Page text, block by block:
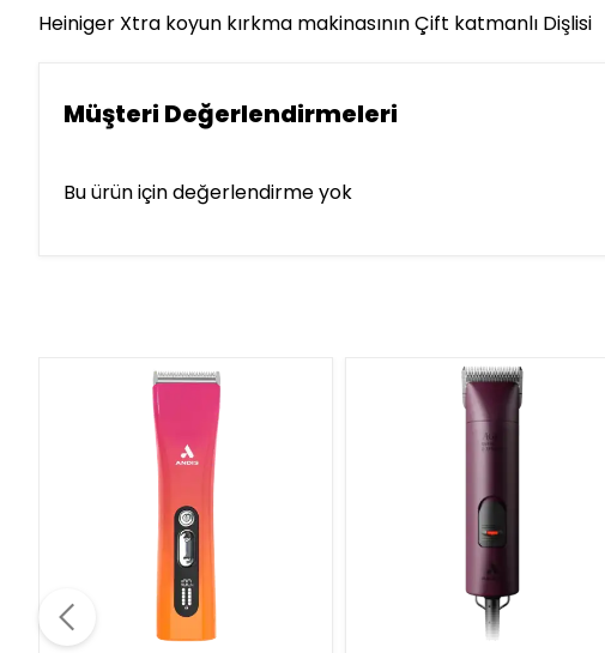
Heiniger Xtra koyun kırkma makinasının Çift katmanlı Dişlisi
Müşteri Değerlendirmeleri
Bu ürün için değerlendirme yok